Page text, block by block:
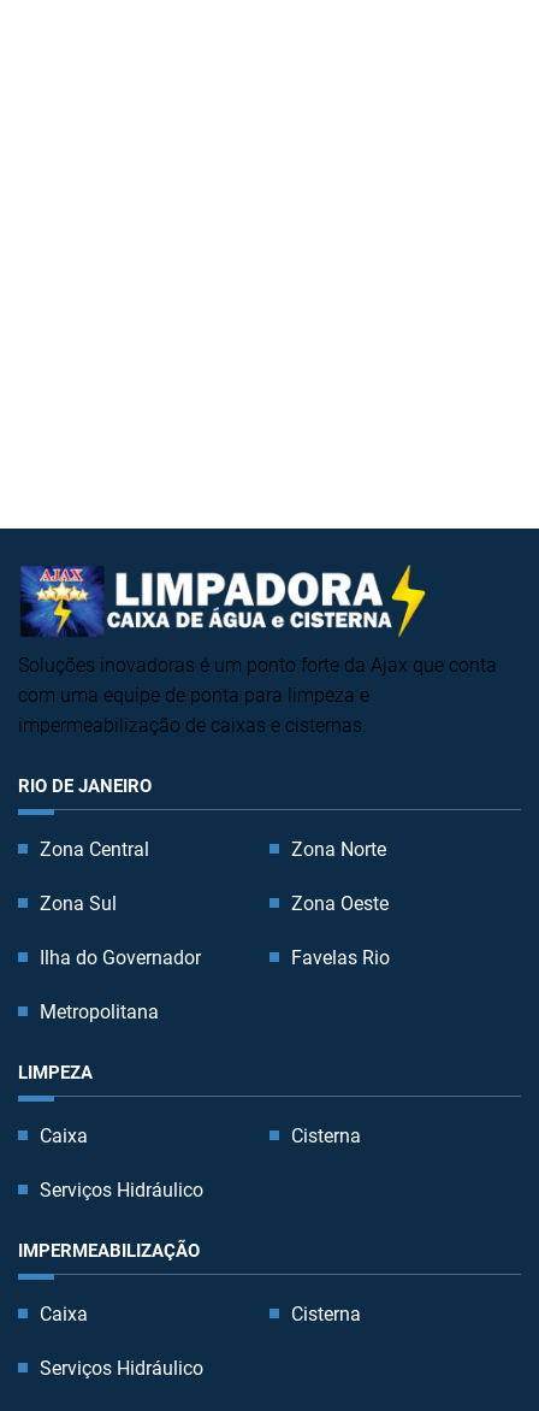
Soluções inovadoras é um ponto forte da Ajax que conta
com uma equipe de ponta para limpeza e
impermeabilização de caixas e cisternas.
RIO DE JANEIRO
Zona Central Zona Norte
Zona Sul Zona Oeste
Ilha do Governador Favelas Rio
Metropolitana
LIMPEZA
Caixa Cisterna
Serviços Hidráulico
IMPERMEABILIZAÇÃO
Caixa Cisterna
Serviços Hidráulico